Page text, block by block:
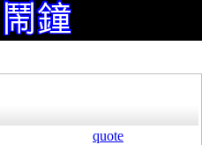
quote